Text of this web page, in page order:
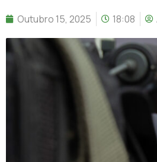
Outubro 15, 2025 18:08